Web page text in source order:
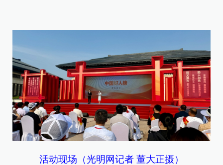
活动现场（光明网记者 董大正摄）